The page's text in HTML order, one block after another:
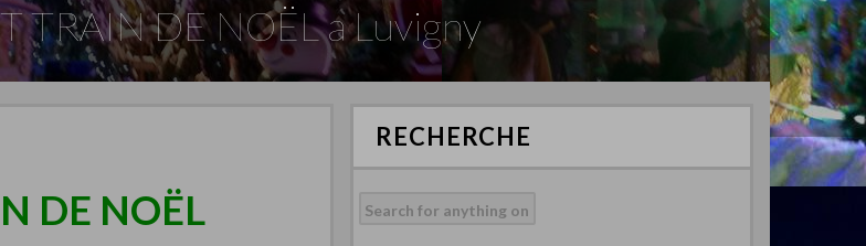
TRAIN DE NOËL a Luvigny
DE NOËL
RECHERCHE